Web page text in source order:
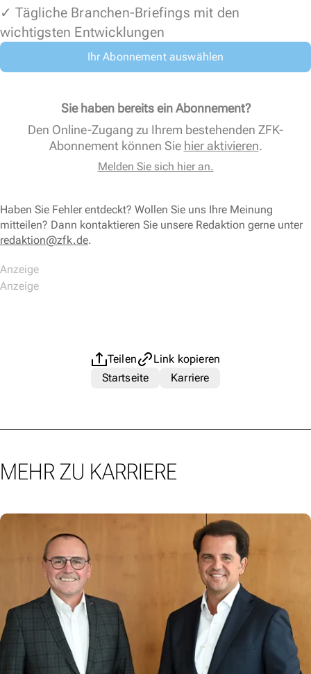
✓ Tägliche Branchen-Briefings mit den
wichtigsten Entwicklungen
Ihr Abonnement auswählen
Sie haben bereits ein Abonnement?
Den Online-Zugang zu Ihrem bestehenden ZFK-
Abonnement können Sie hier aktivieren.
Melden Sie sich hier an.
Haben Sie Fehler entdeckt? Wollen Sie uns Ihre Meinung
mitteilen? Dann kontaktieren Sie unsere Redaktion gerne unter
redaktion@zfk.de.
Teilen
Link kopieren
Startseite
Karriere
MEHR ZU KARRIERE